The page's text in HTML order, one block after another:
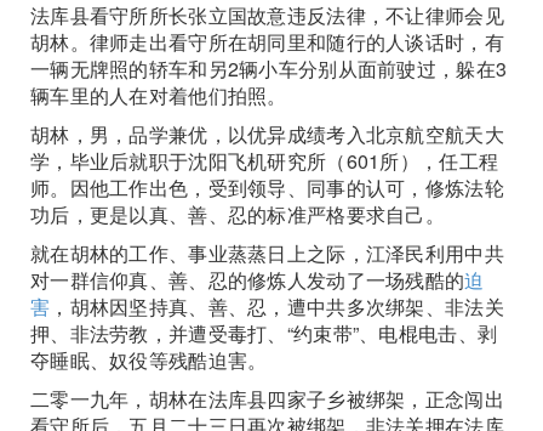
法库县看守所所长张立国故意违反法律，不让律师会见
胡林。律师走出看守所在胡同里和随行的人谈话时，有
一辆无牌照的轿车和另2辆小车分别从面前驶过，躲在3
辆车里的人在对着他们拍照。
胡林，男，品学兼优，以优异成绩考入北京航空航天大
学，毕业后就职于沈阳飞机研究所（601所），任工程
师。因他工作出色，受到领导、同事的认可，修炼法轮
功后，更是以真、善、忍的标准严格要求自己。
就在胡林的工作、事业蒸蒸日上之际，江泽民利用中共
对一群信仰真、善、忍的修炼人发动了一场残酷的迫
害 ，胡林因坚持真、善、忍，遭中共多次绑架、非法关
押、非法劳教，并遭受毒打、“约束带”、电棍电击、剥
夺睡眠、奴役等残酷迫害。
二零一九年，胡林在法库县四家子乡被绑架，正念闯出